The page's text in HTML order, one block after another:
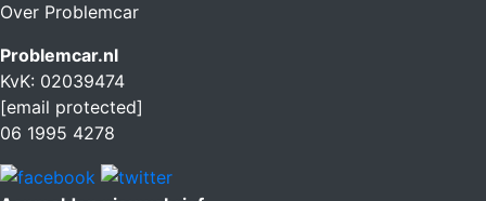
Over Problemcar
Problemcar.nl
KvK: 02039474
[email protected]
06 1995 4278